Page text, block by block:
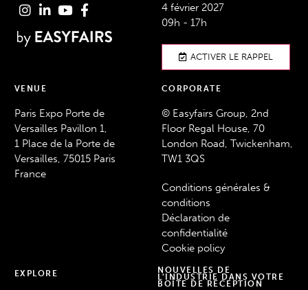
4 février 2027
09h - 17h
ACTIVER LE RAPPEL
VENUE
Paris Expo Porte de
Versailles Pavillon 1,
1 Place de la Porte de
Versailles, 75015 Paris
France
CORPORATE
© Easyfairs Group, 2nd
Floor Regal House, 70
London Road, Twickenham,
TW1 3QS
Conditions générales &
conditions
Déclaration de
confidentialité
Cookie policy
EXPLORE NOUVELLES DE
L'INDUSTRIE DANS VOTRE
BOÎTE DE RÉCEPTION